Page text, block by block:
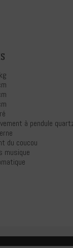
à pendule
du coucou
musique